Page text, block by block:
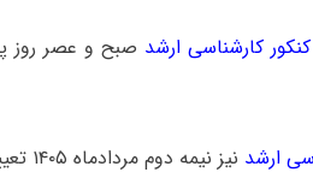
کارشناسی ارشد
ارشد نیز نیمه دوم مردادماه ۱۴۰۵ تعیین شده است.